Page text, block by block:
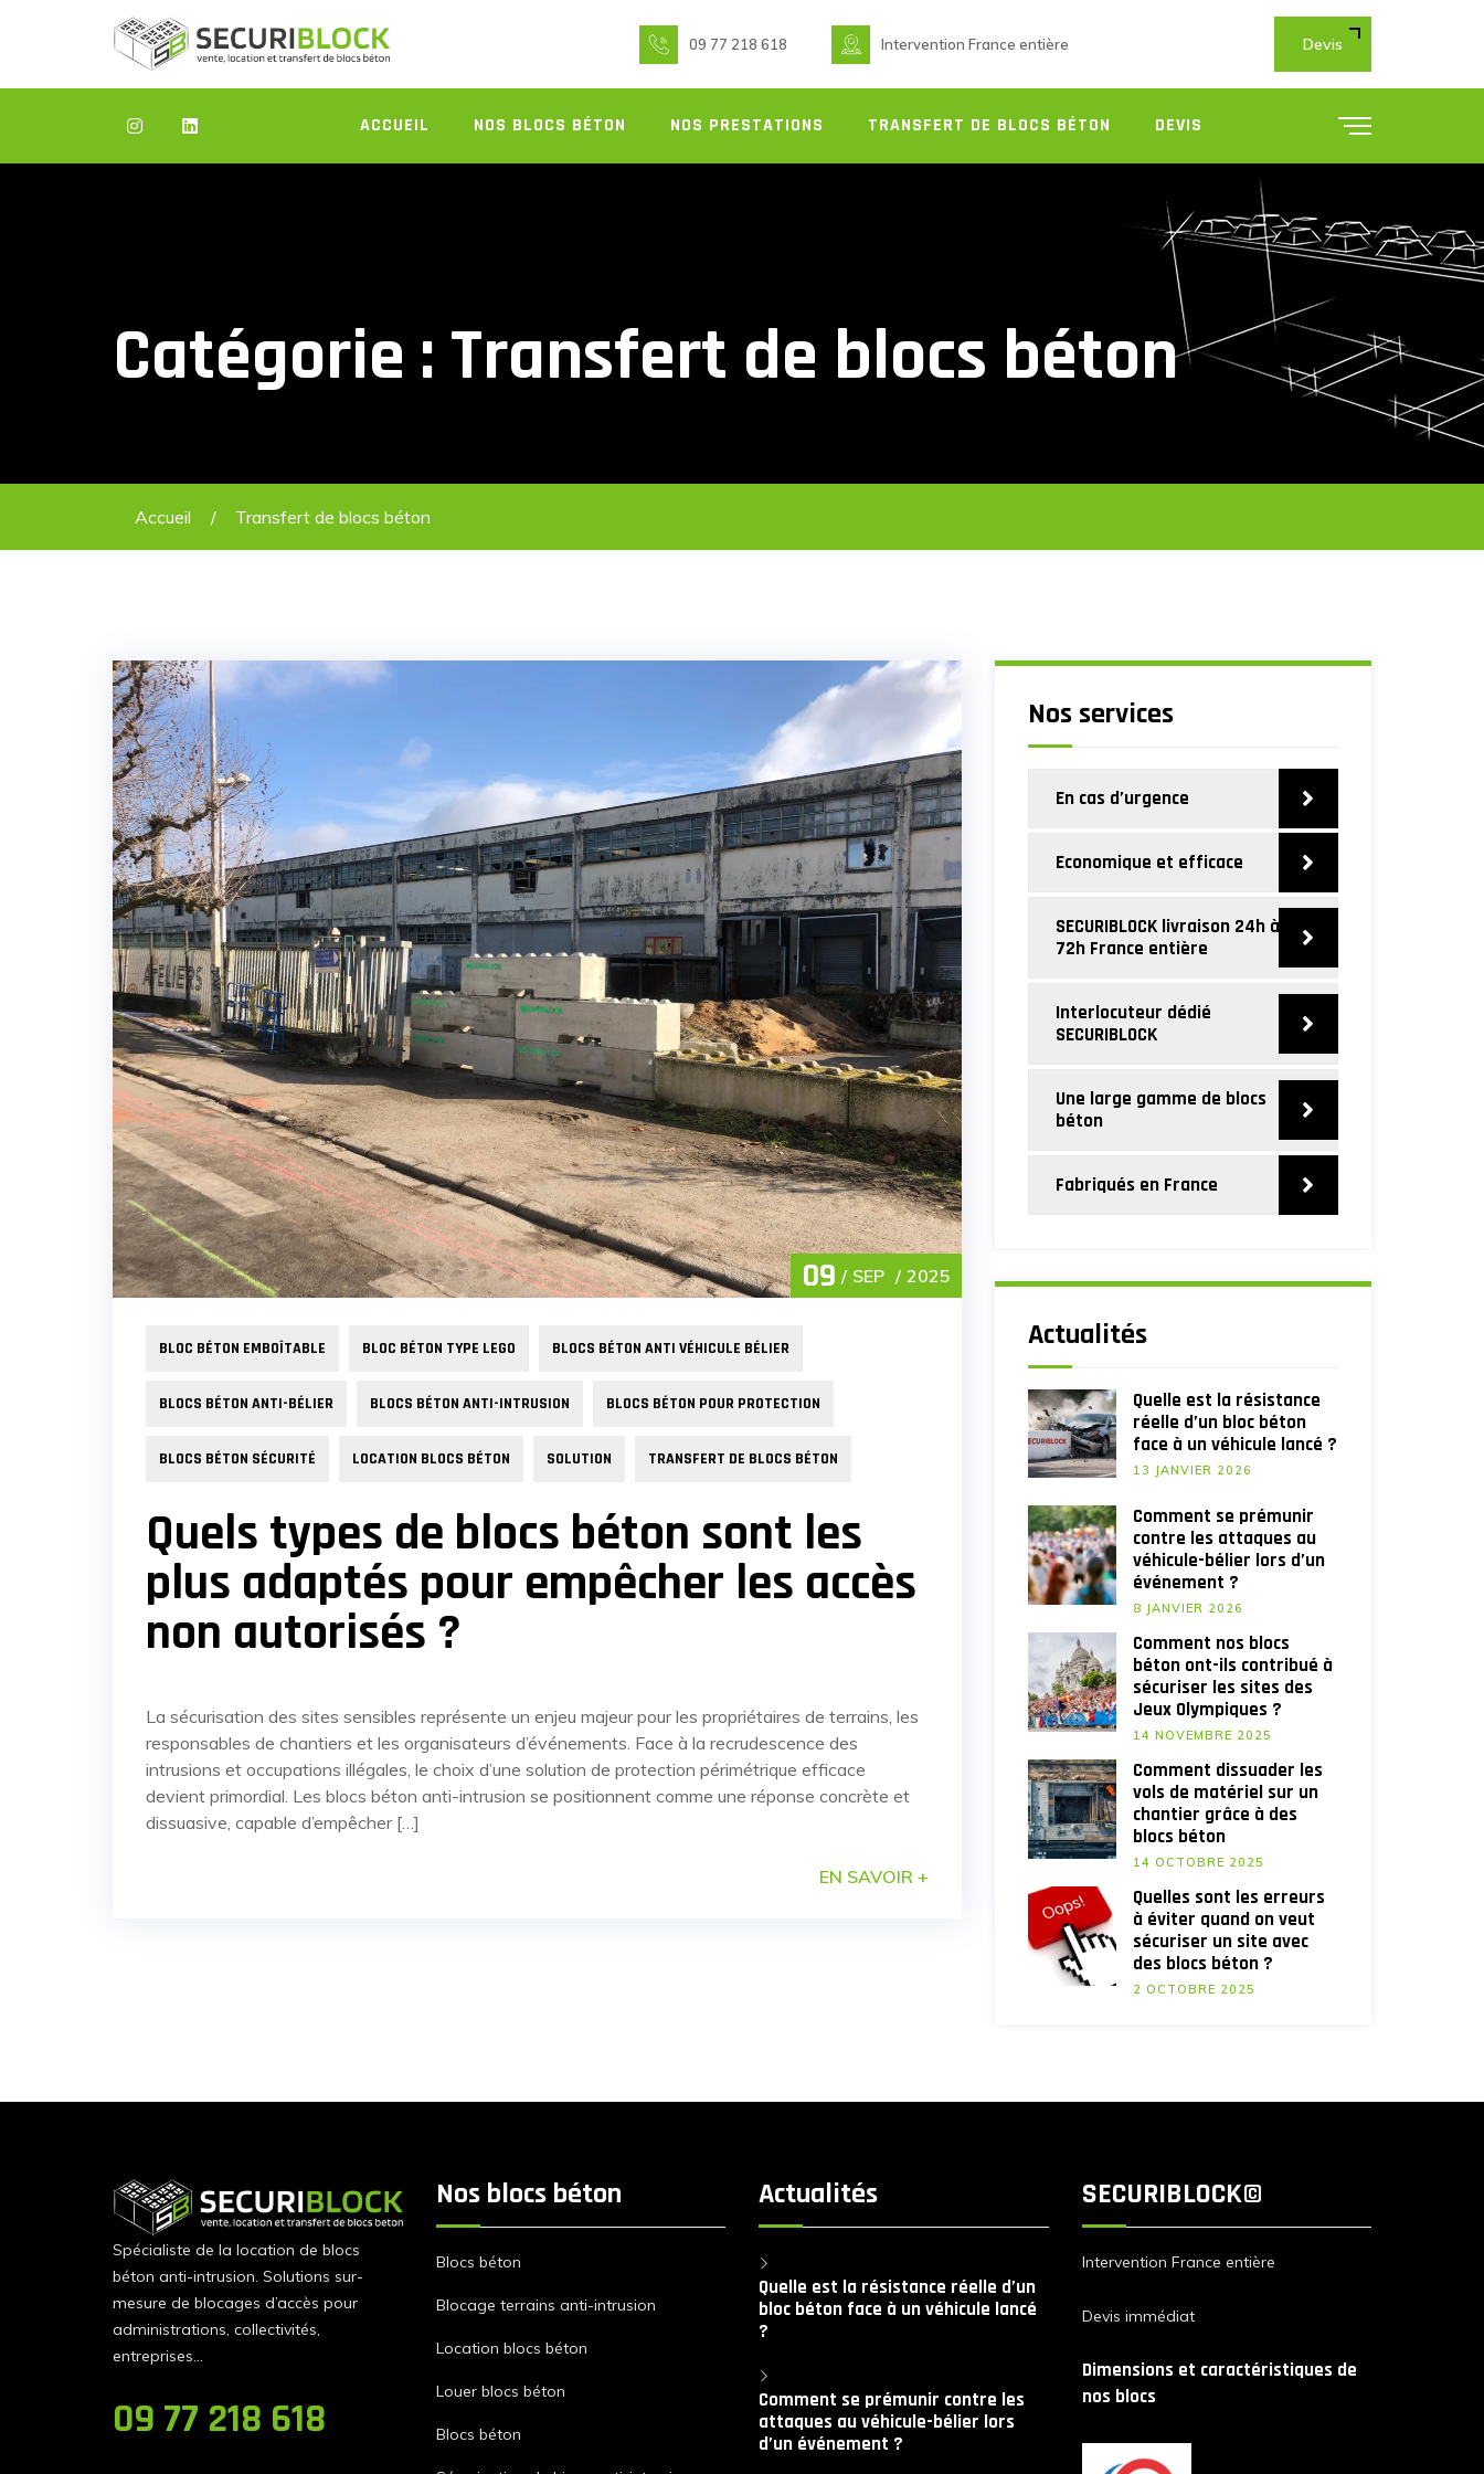
09 77 218 618 Intervention France entière Devis
ACCUEIL NOS BLOCS BÉTON NOS PRESTATIONS TRANSFERT DE BLOCS BÉTON DEVIS
Catégorie : Transfert de blocs béton
Accueil Transfert de blocs béton
BLOC BÉTON EMBOÎTABLE BLOC BÉTON TYPE LEGO BLOCS BÉTON ANTI VÉHICULE BÉLIER
BLOCS BÉTON ANTI-BÉLIER BLOCS BÉTON ANTI-INTRUSION BLOCS BÉTON POUR PROTECTION
BLOCS BÉTON SÉCURITÉ LOCATION BLOCS BÉTON SOLUTION TRANSFERT DE BLOCS BÉTON
09 SEP 2025
Quels types de blocs béton sont les
plus adaptés pour empêcher les accès
non autorisés ?
La sécurisation des sites sensibles représente un enjeu majeur pour les propriétaires de terrains, les
responsables de chantiers et les organisateurs d’événements. Face à la recrudescence des
intrusions et occupations illégales, le choix d’une solution de protection périmétrique efficace
devient primordial. Les blocs béton anti-intrusion se positionnent comme une réponse concrète et
dissuasive, capable d’empêcher […]
EN SAVOIR +
Nos services
En cas d’urgence
Economique et efficace
SECURIBLOCK livraison 24h à
72h France entière
Interlocuteur dédié
SECURIBLOCK
Une large gamme de blocs
béton
Fabriqués en France
Actualités
Quelle est la résistance
réelle d’un bloc béton
face à un véhicule lancé ?
13 JANVIER 2026
Comment se prémunir
contre les attaques au
véhicule-bélier lors d’un
événement ?
8 JANVIER 2026
Comment nos blocs
béton ont-ils contribué à
sécuriser les sites des
Jeux Olympiques ?
14 NOVEMBRE 2025
Comment dissuader les
vols de matériel sur un
chantier grâce à des
blocs béton
14 OCTOBRE 2025
Quelles sont les erreurs
à éviter quand on veut
sécuriser un site avec
des blocs béton ?
2 OCTOBRE 2025
Spécialiste de la location de blocs
béton anti-intrusion. Solutions sur-
mesure de blocages d’accès pour
administrations, collectivités,
entreprises…
09 77 218 618
Nos blocs béton
Blocs béton
Blocage terrains anti-intrusion
Location blocs béton
Louer blocs béton
Blocs béton
Actualités
Quelle est la résistance réelle d’un
bloc béton face à un véhicule lancé
?
Comment se prémunir contre les
attaques au véhicule-bélier lors
d’un événement ?
SECURIBLOCK©
Intervention France entière
Devis immédiat
Dimensions et caractéristiques de
nos blocs